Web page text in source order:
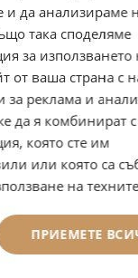
освежаване
характер
и да анализираме
така споделяме
за използването
от ваша страна с
за реклама и
да я комбинират с
която сте им
или която са
на
ПРИЕМЕТЕ